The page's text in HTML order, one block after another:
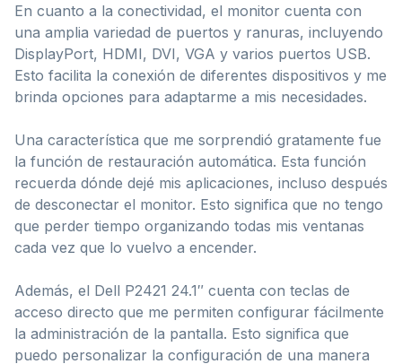
En cuanto a la conectividad, el monitor cuenta con
una amplia variedad de puertos y ranuras, incluyendo
DisplayPort, HDMI, DVI, VGA y varios puertos USB.
Esto facilita la conexión de diferentes dispositivos y me
brinda opciones para adaptarme a mis necesidades.
Una característica que me sorprendió gratamente fue
la función de restauración automática. Esta función
recuerda dónde dejé mis aplicaciones, incluso después
de desconectar el monitor. Esto significa que no tengo
que perder tiempo organizando todas mis ventanas
cada vez que lo vuelvo a encender.
Además, el Dell P2421 24.1″ cuenta con teclas de
acceso directo que me permiten configurar fácilmente
la administración de la pantalla. Esto significa que
puedo personalizar la configuración de una manera